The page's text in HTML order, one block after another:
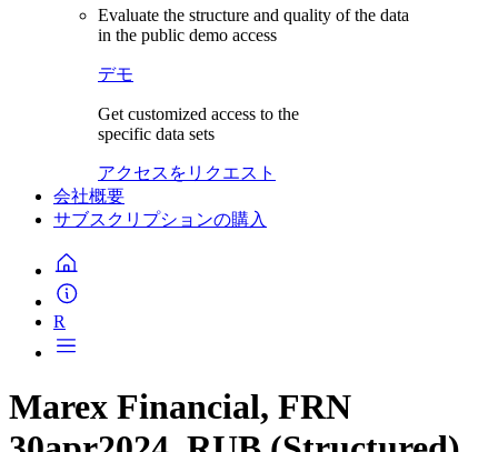
Evaluate the structure and quality of the data
in the public demo access
デモ
Get customized access to the
specific data sets
アクセスをリクエスト
会社概要
サブスクリプションの購入
R
Marex Financial, FRN